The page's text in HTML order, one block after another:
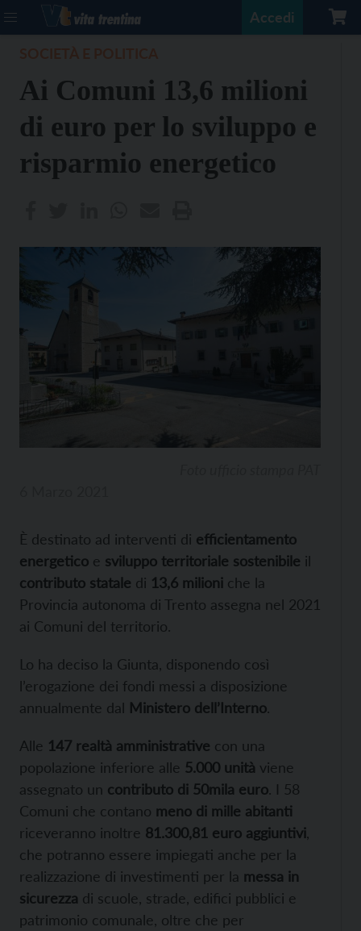
Accedi
Ai Comuni 13,6 milioni
di euro per lo sviluppo e
risparmio energetico
È destinato ad interventi di efficientamento
energetico e sviluppo territoriale sostenibile il
contributo statale di 13,6 milioni che la
Provincia autonoma di Trento assegna nel 2021
ai Comuni del territorio.
Lo ha deciso la Giunta, disponendo così
l’erogazione dei fondi messi a disposizione
annualmente dal Ministero dell’Interno.
Alle 147 realtà amministrative con una
popolazione inferiore alle 5.000 unità viene
assegnato un contributo di 50mila euro. I 58
Comuni che contano meno di mille abitanti
riceveranno inoltre 81.300,81 euro aggiuntivi
che potranno essere impiegati anche per la
realizzazione di investimenti per la messa in
sicurezza di scuole, strade, edifici pubblici e
patrimonio comunale, oltre che per